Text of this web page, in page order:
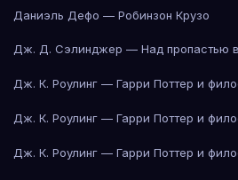
Даниэль Дефо — Робинзон Крузо
Дж. Д. Сэлинджер — Над пропастью
Дж. К. Роулинг — Гарри Поттер и
Дж. К. Роулинг — Гарри Поттер и
Дж. К. Роулинг — Гарри Поттер и